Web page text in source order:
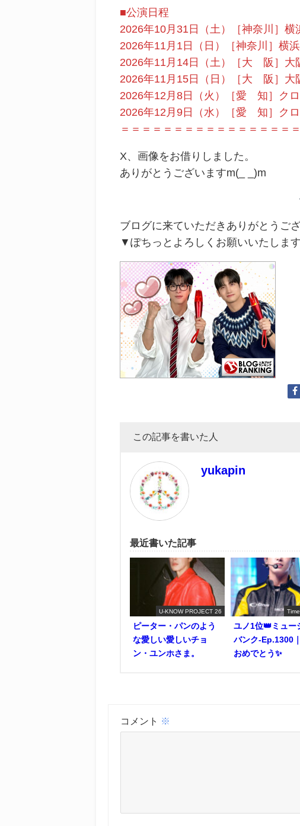
■公演日程
2026年10月31日（土）［神奈川］横
2026年11月1日（日）［神奈川］横
2026年11月14日（土）［大 阪］大
2026年11月15日（日）［大 阪］大
2026年12月8日（火）［愛 知］クロ
2026年12月9日（水）［愛 知］クロ
＝＝＝＝＝＝＝＝＝＝＝＝＝＝＝＝
X、画像をお借りしました。
ありがとうございますm(_ _)m
ブログに来ていただきありがとうござ
▼ぽちっとよろしくお願いいたしま
この記事を書いた人
yukapin
最近書いた記事
U-KNOW PROJECT 26
ピーター・パンのよう
な愛しい愛しいチョ
ン・ユンホさま。
ユノ1位👑ミュー
バンク-Ep.1300
おめでとう✨️
コメント ※